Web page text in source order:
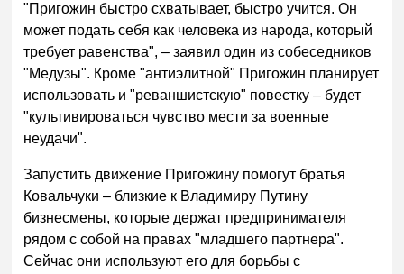
"Пригожин быстро схватывает, быстро учится. Он
может подать себя как человека из народа, который
требует равенства", – заявил один из собеседников
"Медузы". Кроме "антиэлитной" Пригожин планирует
использовать и "реваншистскую" повестку – будет
"культивироваться чувство мести за военные
неудачи".
Запустить движение Пригожину помогут братья
Ковальчуки – близкие к Владимиру Путину
бизнесмены, которые держат предпринимателя
рядом с собой на правах "младшего партнера".
Сейчас они используют его для борьбы с